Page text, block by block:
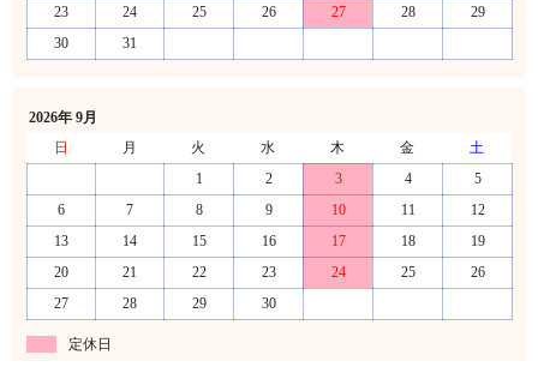
23
24 25 26 27 28
29
30
31
2026年 9月
日
月 火 水 木 金
土
1
2 3 4
5
6
7 8 9 10 11
12
13
14 15 16 17 18
19
20
21 22 23 24 25
26
27
28 29 30
定休日